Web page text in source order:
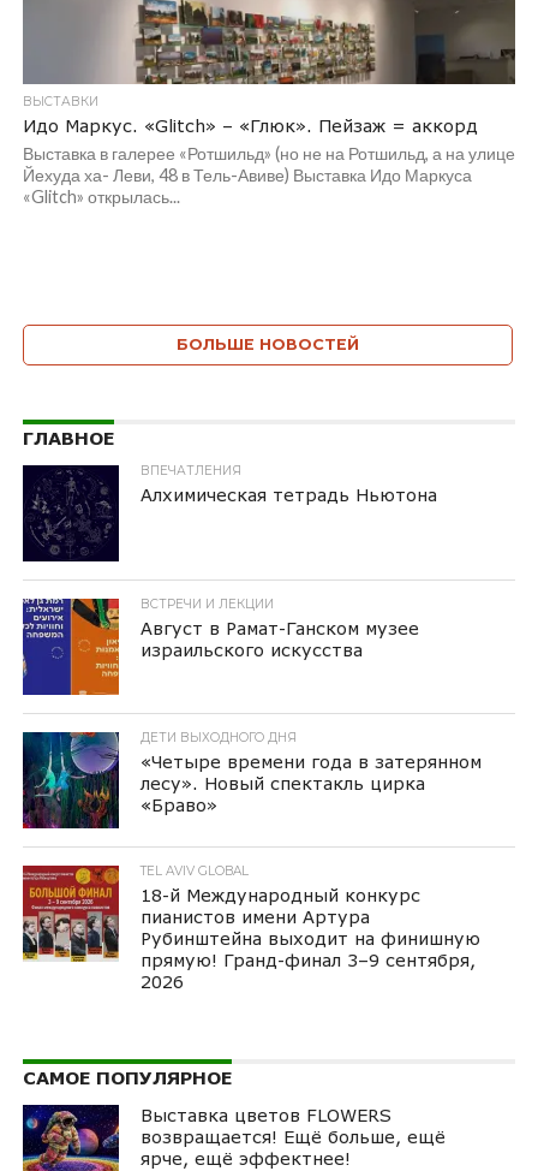
ВЫСТАВКИ
Идо Маркус. «Glitch» – «Глюк». Пейзаж = аккорд
Выставка в галерее «Ротшильд» (но не на Ротшильд, а на улице
Йехуда ха- Леви, 48 в Тель-Авиве) Выставка Идо Маркуса
«Glitch» открылась...
БОЛЬШЕ НОВОСТЕЙ
ГЛАВНОЕ
ВПЕЧАТЛЕНИЯ
Алхимическая тетрадь Ньютона
ВСТРЕЧИ И ЛЕКЦИИ
Август в Рамат-Ганском музее
израильского искусства
ДЕТИ ВЫХОДНОГО ДНЯ
«Четыре времени года в затерянном
лесу». Новый спектакль цирка
«Браво»
TEL AVIV GLOBAL
18-й Международный конкурс
пианистов имени Артура
Рубинштейна выходит на финишную
прямую! Гранд-финал 3–9 сентября,
2026
САМОЕ ПОПУЛЯРНОЕ
Выставка цветов FLOWERS
возвращается! Ещё больше, ещё
ярче, ещё эффектнее!